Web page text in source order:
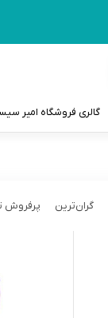
گالری فروشگاه امیر
گران‌ترین پرفروش